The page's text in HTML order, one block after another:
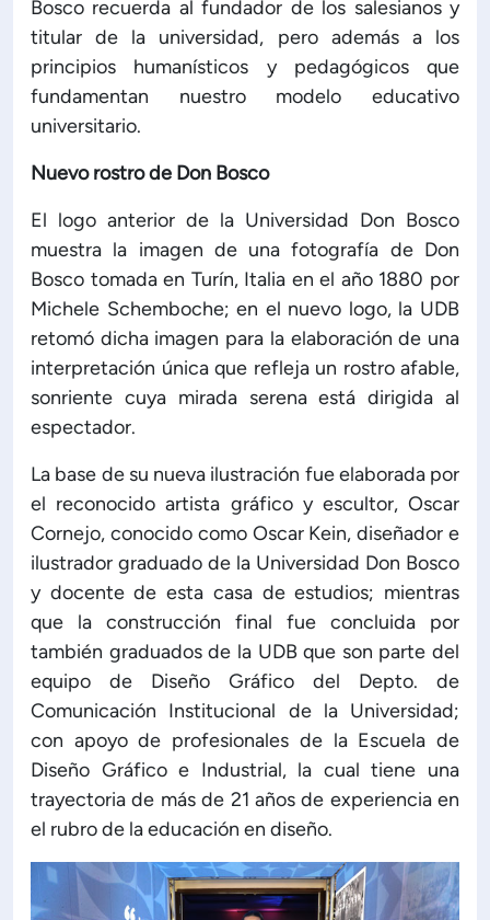
Bosco recuerda al fundador de los salesianos y
titular de la universidad, pero además a los
principios humanísticos y pedagógicos que
fundamentan nuestro modelo educativo
universitario.
Nuevo rostro de Don Bosco
El logo anterior de la Universidad Don Bosco
muestra la imagen de una fotografía de Don
Bosco tomada en Turín, Italia en el año 1880 por
Michele Schemboche; en el nuevo logo, la UDB
retomó dicha imagen para la elaboración de una
interpretación única que refleja un rostro afable,
sonriente cuya mirada serena está dirigida al
espectador.
La base de su nueva ilustración fue elaborada por
el reconocido artista gráfico y escultor, Oscar
Cornejo, conocido como Oscar Kein, diseñador e
ilustrador graduado de la Universidad Don Bosco
y docente de esta casa de estudios; mientras
que la construcción final fue concluida por
también graduados de la UDB que son parte del
equipo de Diseño Gráfico del Depto. de
Comunicación Institucional de la Universidad;
con apoyo de profesionales de la Escuela de
Diseño Gráfico e Industrial, la cual tiene una
trayectoria de más de 21 años de experiencia en
el rubro de la educación en diseño.